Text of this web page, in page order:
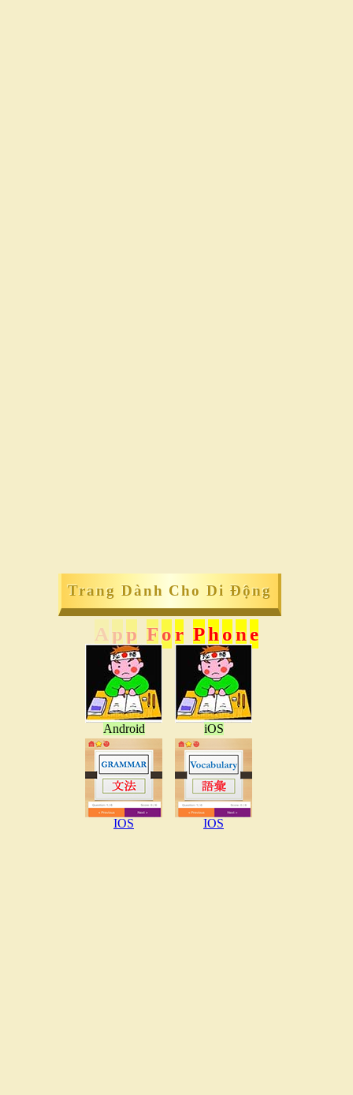
Trang Dành Cho Di Động
A pp For Phone
Android iOS
IOS IOS